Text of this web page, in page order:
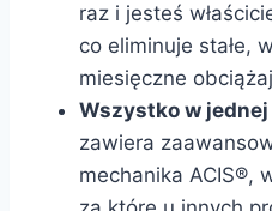
raz i jesteś
co eliminuje stałe,
miesięczne
Wszystko w jednej
zawiera
mechanika ACIS®,